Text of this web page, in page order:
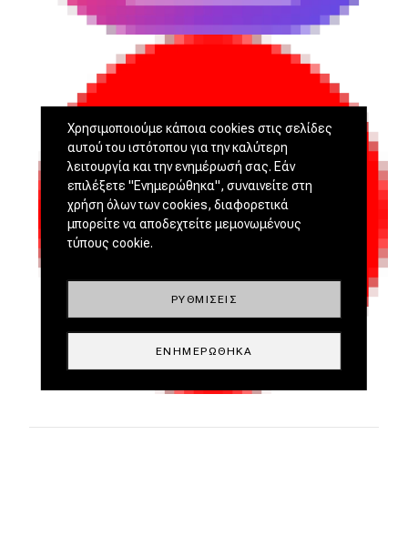
Χρησιμοποιούμε κάποια cookies στις σελίδες
αυτού του ιστότοπου για την καλύτερη
λειτουργία και την ενημέρωσή σας. Εάν
επιλέξετε "Ενημερώθηκα", συναινείτε στη
χρήση όλων των cookies, διαφορετικά
μπορείτε να αποδεχτείτε μεμονωμένους
τύπους cookie.
ΡΥΘΜΊΣΕΙΣ
ΕΝΗΜΕΡΏΘΗΚΑ